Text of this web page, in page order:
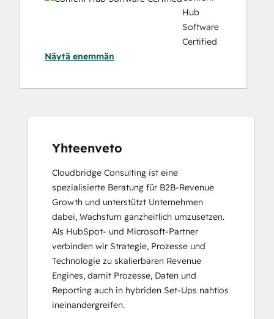
Hub
Software
Certified
Marketing
Software
HubSpot
Solutions
Partner
Service Hub
Software
Näytä enemmän
Yhteenveto
Cloudbridge Consulting ist eine
spezialisierte Beratung für B2B-Revenue
Growth und unterstützt Unternehmen
dabei, Wachstum ganzheitlich umzusetzen.
Als HubSpot- und Microsoft-Partner
verbinden wir Strategie, Prozesse und
Technologie zu skalierbaren Revenue
Engines, damit Prozesse, Daten und
Reporting auch in hybriden Set-Ups nahtlos
ineinandergreifen.